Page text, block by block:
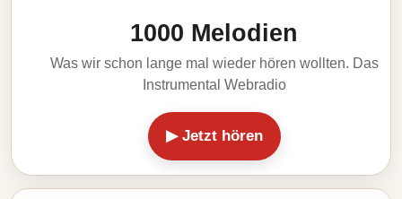
1000 Melodien
Was wir schon lange mal wieder hören wollten. Das
Instrumental Webradio
▶ Jetzt hören